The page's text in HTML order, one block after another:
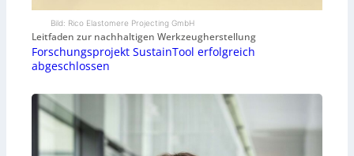
Bild: Rico Elastomere Projecting GmbH
Leitfaden zur nachhaltigen Werkzeugherstellung
Forschungsprojekt SustainTool erfolgreich
abgeschlossen